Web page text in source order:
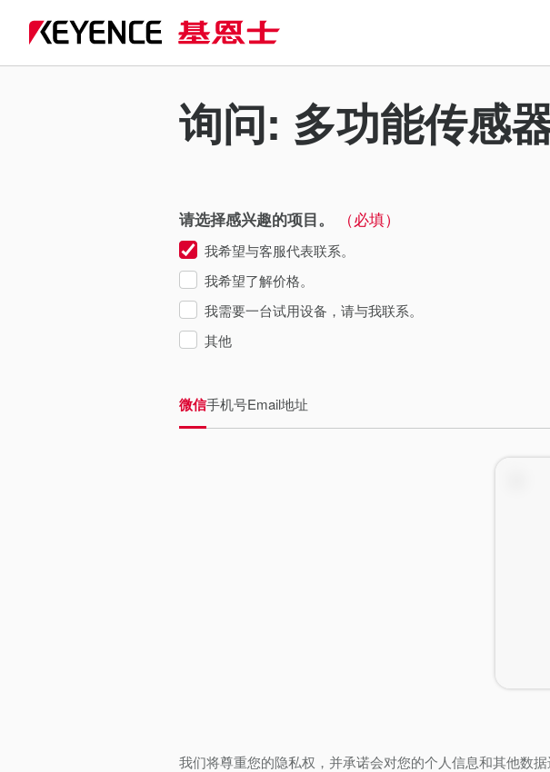
询问: 多功能传感
请选择感兴趣的项目。 （必填）
我希望与客服代表联系。
我希望了解价格。
我需要一台试用设备，请与我联系。
其他
微信手机号Email地址
我们将尊重您的隐私权，并承诺会对您的个人信息和其他数据